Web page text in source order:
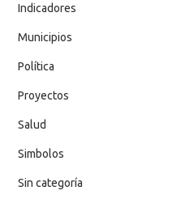
Indicadores
Municipios
Política
Proyectos
Salud
Simbolos
Sin categoría